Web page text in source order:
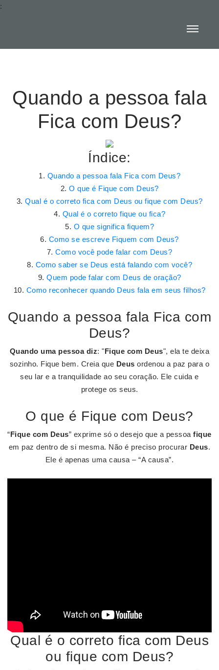
:
Quando a pessoa fala
Fica com Deus?
Índice:
Quando a pessoa fala Fica com Deus?
O que é Fique com Deus?
Qual é o correto fica com Deus ou fique com Deus?
Qual é o correto fique ou fica?
O que significa fiquem?
Como se escreve Fiquem com Deus?
Como você pode falar com Deus?
Como saber se Deus está falando com você?
Quem pode falar com Deus de oração?
Como reconhecer quando Deus fala em seus filhos?
Quando a pessoa fala Fica com
Deus?
Quando uma pessoa diz: "Fique com Deus", ela te deixa
sozinho. Fique bem. Creia que Deus ordenou a paz para o
seu lar e a tranquilidade ao seu coração. Ele cuida e
protege os seus.
O que é Fique com Deus?
“Fique com Deus” exprime só o desejo que a pessoafique
em paz dentro de si mesma. Não é preciso procurar Deus.
Ele é apenas uma causa – “A causa”.
Qual é o correto fica com Deus
ou fique com Deus?